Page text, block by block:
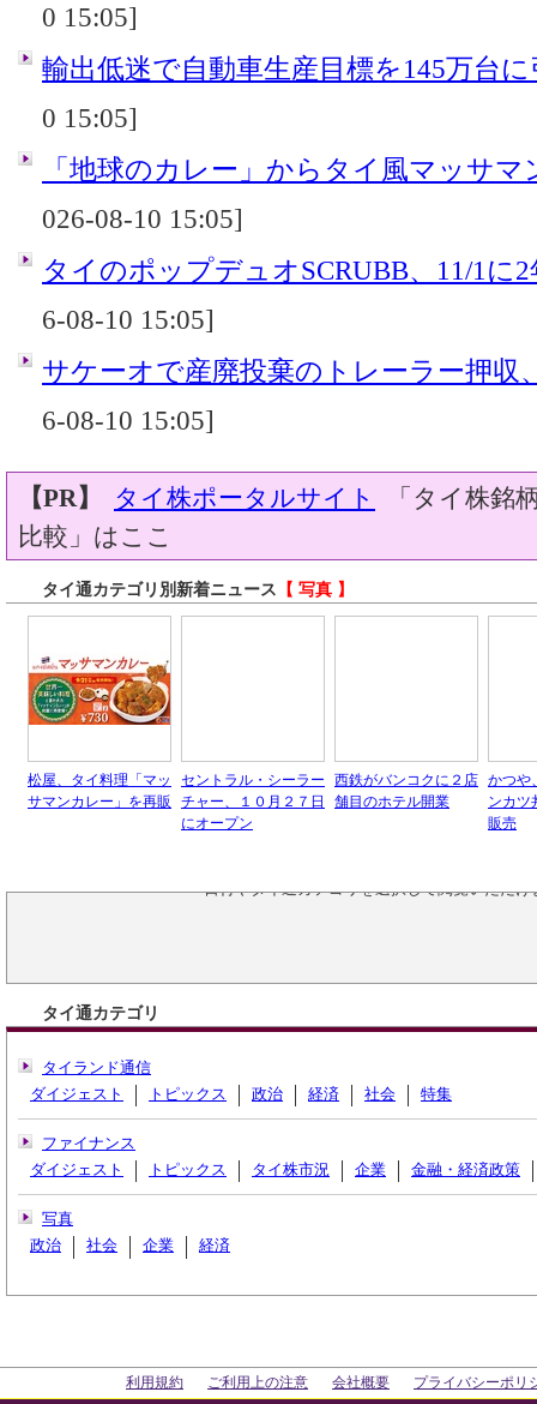
0 15:05]
輸出低迷で自動車生産目標を145万台
0 15:05]
「地球のカレー」からタイ風マッサマ
026-08-10 15:05]
タイのポップデュオSCRUBB、11/1に
6-08-10 15:05]
サケーオで産廃投棄のトレーラー押収
6-08-10 15:05]
【PR】 タイ株ポータルサイト
「タイ株銘
比較」はここ
タイ通カテゴリ別新着ニュース 【 写真 】
松屋、タイ料理「マッ
サマンカレー」を再販
セントラル・シーラー
チャー、１０月２７日
にオープン
西鉄がバンコクに２店
舗目のホテル開業
かつや
ンカツ
販売
日付やタイ通カテゴリを選択して閲覧いただけ
タイ通カテゴリ
タイランド通信
ダイジェスト
トピックス 政治 経済 社会 特集
ファイナンス
ダイジェスト
トピックス タイ株市況 企業 金融・経済政策
写真
政治
社会 企業 経済
利用規約 ご利用上の注意 会社概要 プライバシーポリ